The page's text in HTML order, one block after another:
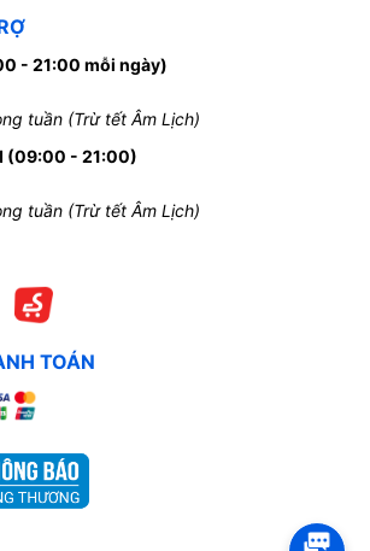
- 21:00 mỗi ngày)
tuần (Trừ tết Âm Lịch)
(09:00 - 21:00)
tuần (Trừ tết Âm Lịch)
TOÁN